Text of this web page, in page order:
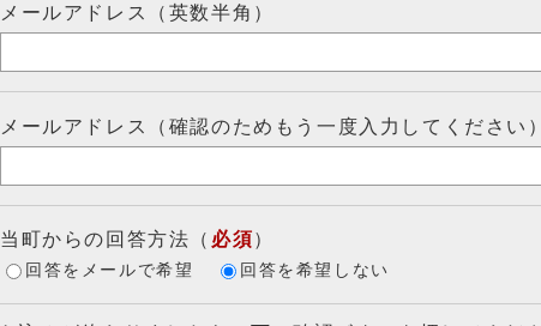
メールアドレス（英数半角）
メールアドレス（確認のためもう一度入力してください）
当町からの回答方法 （ 必須）
回答をメールで希望 回答を希望しない